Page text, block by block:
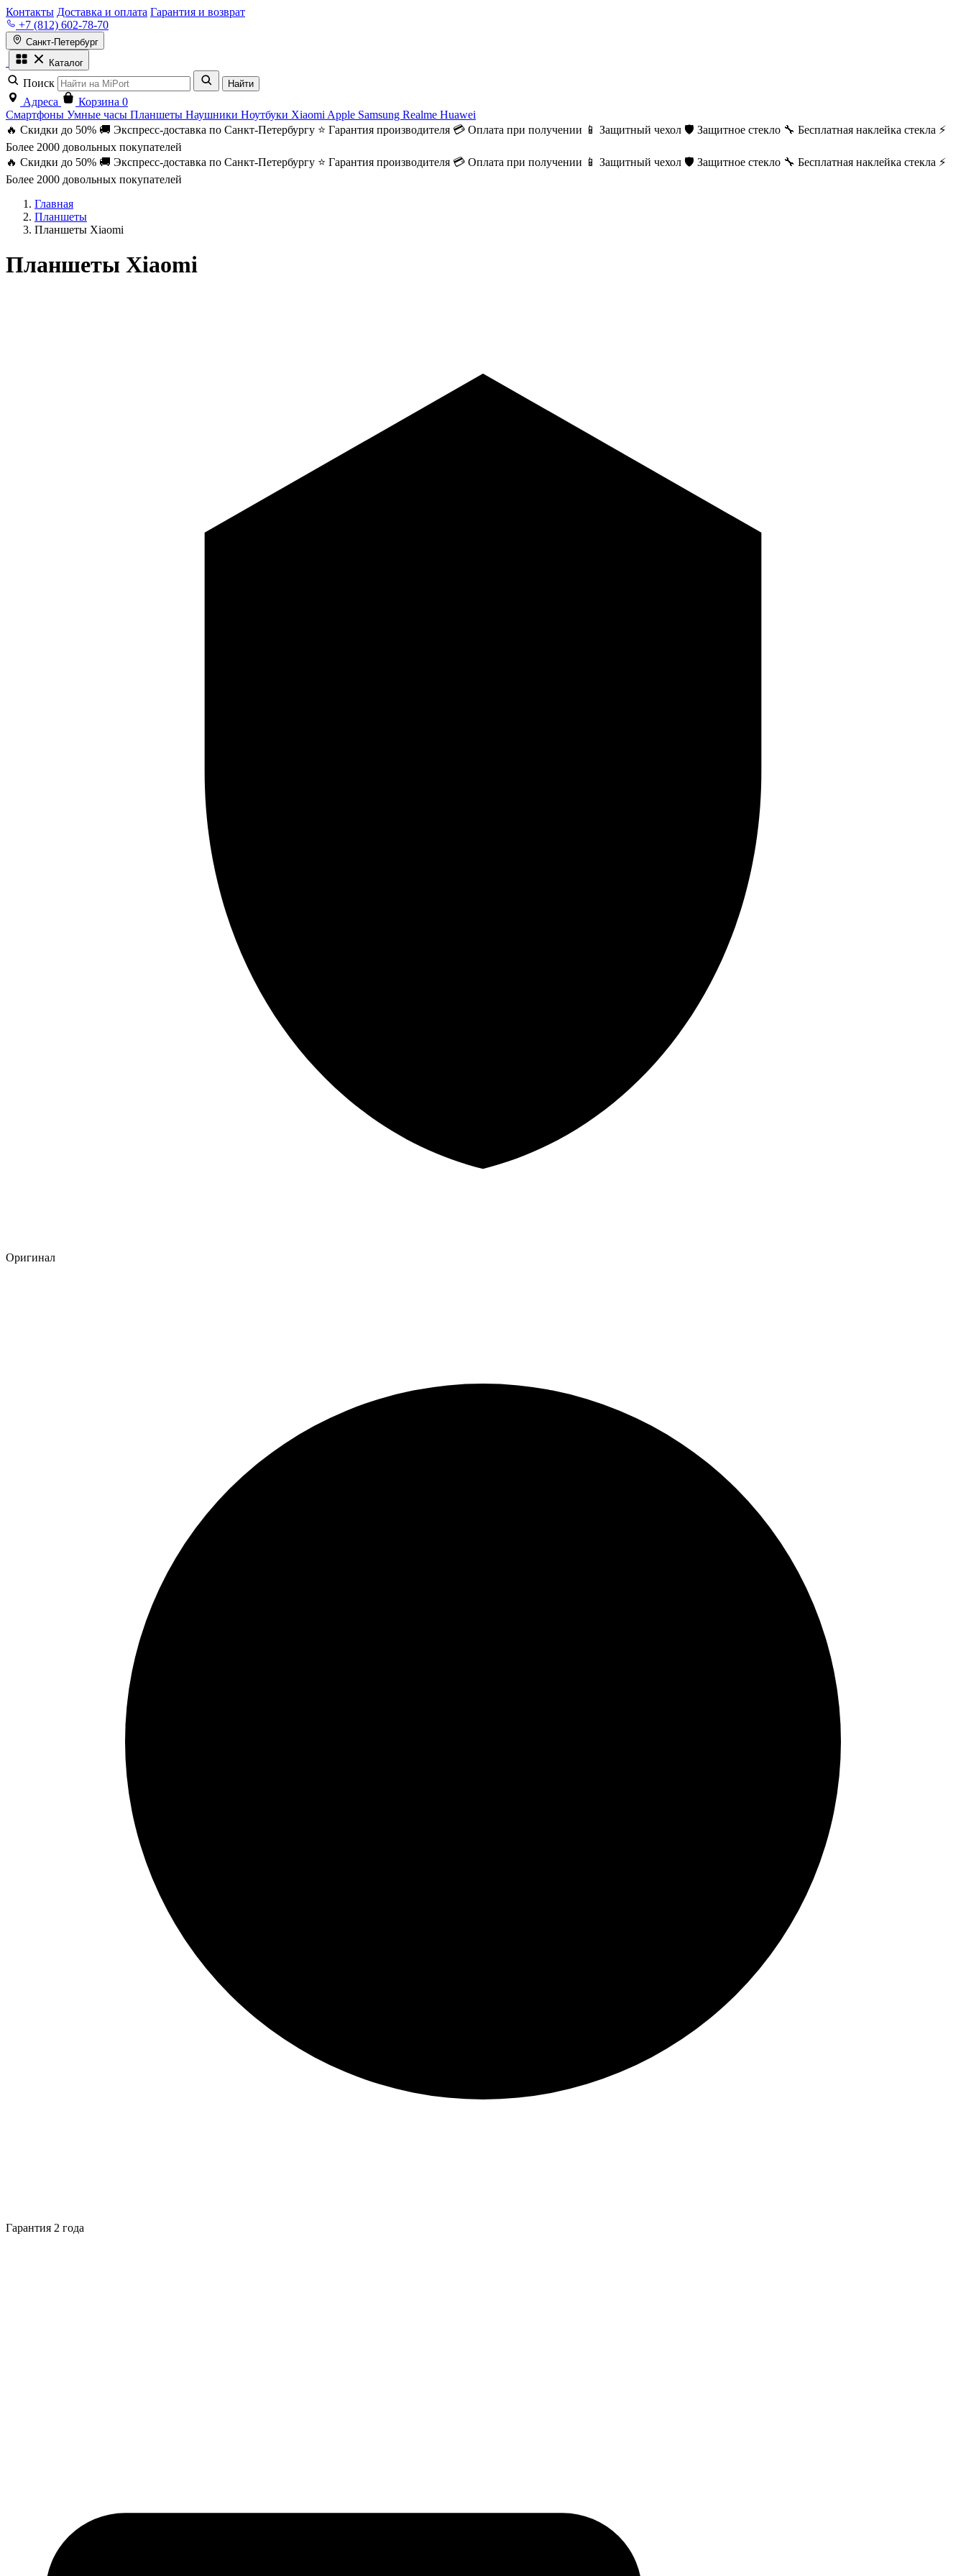
Контакты Доставка и оплата Гарантия и возврат
+7 (812) 602-78-70
Санкт-Петербург
Каталог
Поиск Найти
Адреса Корзина 0
Смартфоны Умные часы Планшеты Наушники Ноутбуки Xiaomi Apple Samsung Realme Huawei
🔥 Скидки до 50% 🚚 Экспресс-доставка по Санкт-Петербургу ⭐ Гарантия производителя 💳 Оплата при получении 📱 Защитный чехол 🛡️ Защитное стекло 🔧 Бесплатная наклейка стекла ⚡
Более 2000 довольных покупателей
🔥 Скидки до 50% 🚚 Экспресс-доставка по Санкт-Петербургу ⭐ Гарантия производителя 💳 Оплата при получении 📱 Защитный чехол 🛡️ Защитное стекло 🔧 Бесплатная наклейка стекла ⚡
Более 2000 довольных покупателей
Главная
Планшеты
Планшеты Xiaomi
Планшеты Xiaomi
Оригинал
Гарантия 2 года